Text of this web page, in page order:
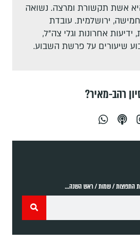
אשת תקשורת ומרצה. נשואה
ירושלמית. עובדת
אחרונות וגלי צה"ל,
שיעורים על פרשת השבוע.
רהב-מאיר?
התפוצות / שמות / ראש השנה...